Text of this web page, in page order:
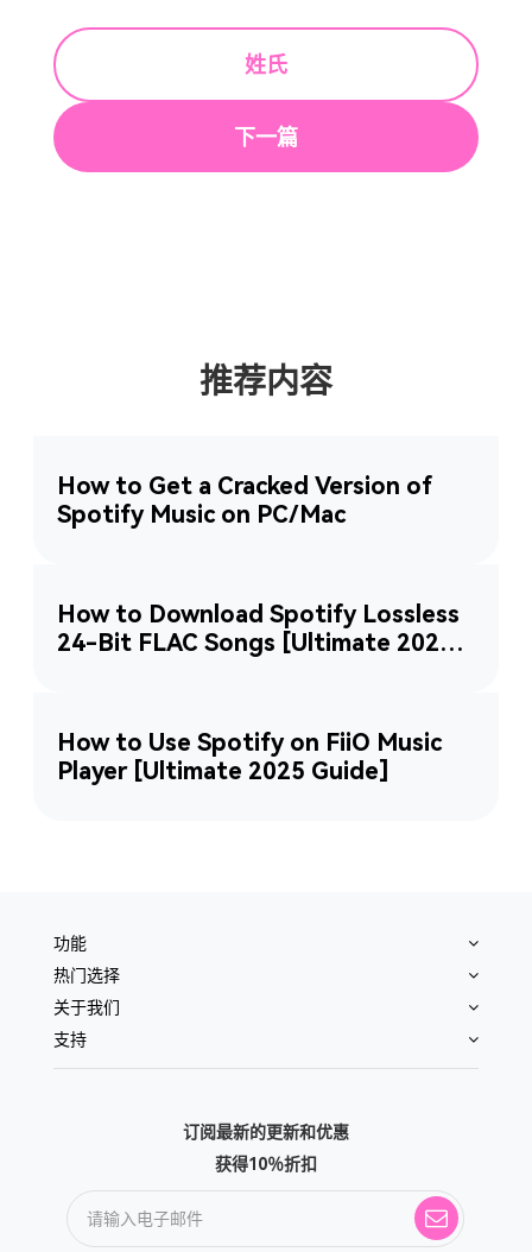
姓氏
下一篇
推荐内容
How to Get a Cracked Version of
Spotify Music on PC/Mac
How to Download Spotify Lossless
24-Bit FLAC Songs [Ultimate 2025
How to Use Spotify on FiiO Music
Player [Ultimate 2025 Guide]
功能
热门选择
关于我们
支持
订阅最新的更新和优惠
获得10％折扣